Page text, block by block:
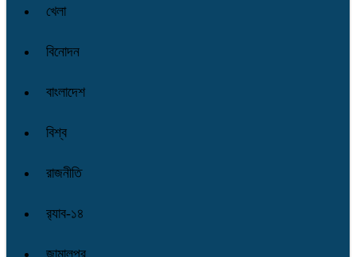
খেলা
বিনোদন
বাংলাদেশ
বিশ্ব
রাজনীতি
র‌্যাব-১৪
জামালপুর